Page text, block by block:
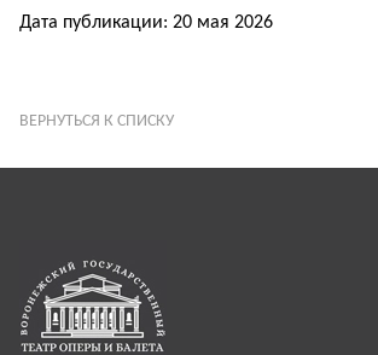
Дата публикации: 20 мая 2026
ВЕРНУТЬСЯ К СПИСКУ